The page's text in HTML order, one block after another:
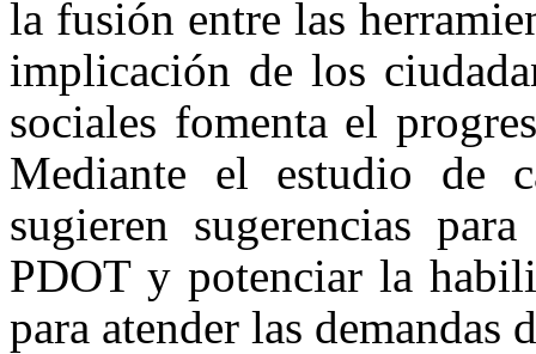
la fusión entre las
implicación de los
sociales fomenta el
Mediante el estudio de
sugieren sugerencias
PDOT y potenciar la
para atender las demandas